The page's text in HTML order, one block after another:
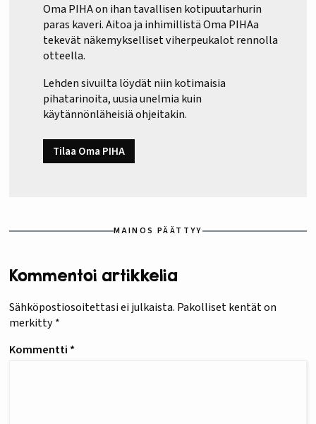
Oma PIHA on ihan tavallisen kotipuutarhurin
paras kaveri. Aitoa ja inhimillistä Oma PIHAa
tekevät näkemykselliset viherpeukalot rennolla
otteella.
Lehden sivuilta löydät niin kotimaisia
pihatarinoita, uusia unelmia kuin
käytännönläheisiä ohjeitakin.
Tilaa Oma PIHA
MAINOS PÄÄTTYY
Kommentoi artikkelia
Sähköpostiosoitettasi ei julkaista. Pakolliset kentät on
merkitty*
Kommentti *